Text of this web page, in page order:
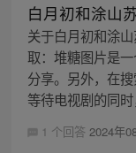
白月初和涂山
关于白月初和涂
取：堆糖图片是
分享。另外，在
等待电视剧的同
1 个回答 2024年